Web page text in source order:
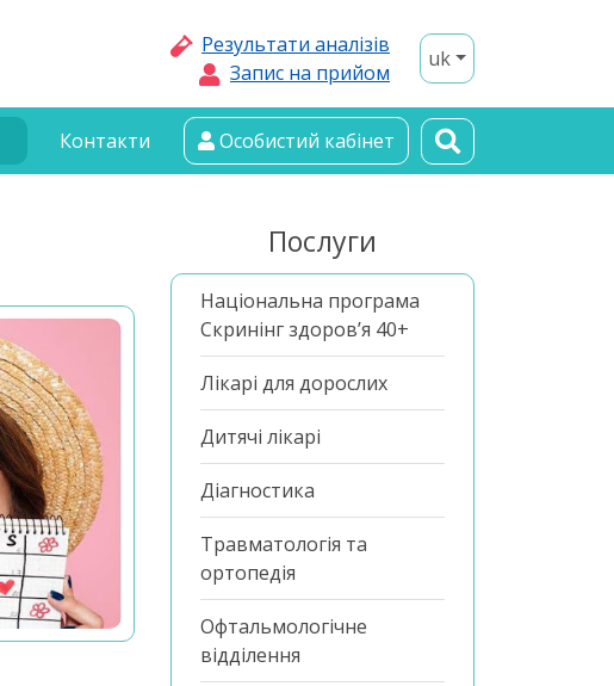
Результати аналізів
Запис на прийом
uk
Контакти Особистий кабінет
Послуги
Національна програма
Скринінг здоров’я 40+
Лікарі для дорослих
Дитячі лікарі
Діагностика
Травматологія та
ортопедія
Офтальмологічне
відділення